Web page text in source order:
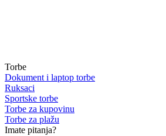
Torbe
Dokument i laptop torbe
Ruksaci
Sportske torbe
Torbe za kupovinu
Torbe za plažu
Imate pitanja?